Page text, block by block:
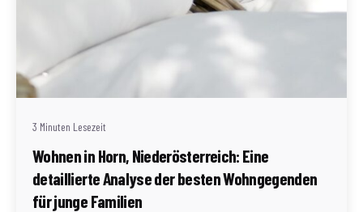
Geschrieben von
Redaktion Immofragen Bezirk: Horn & Hollabrunn
3 Minuten Lesezeit
Wohnen in Horn, Niederösterreich: Eine
detaillierte Analyse der besten Wohngegenden
für junge Familien